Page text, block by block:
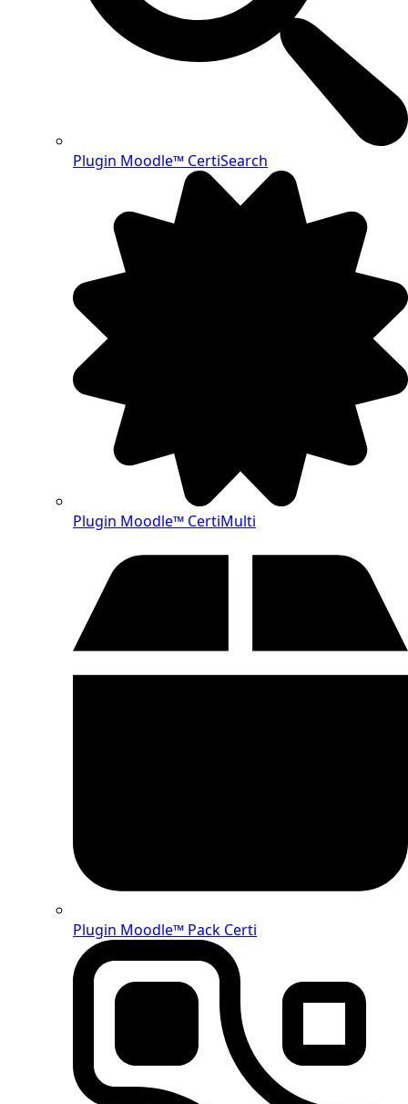
Plugin Moodle™ CertiSearch
Plugin Moodle™ CertiMulti
Plugin Moodle™ Pack Certi